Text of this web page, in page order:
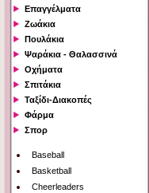
Επαγγέλματα
Ζωάκια
Πουλάκια
Ψαράκια - Θαλασσινά
Οχήματα
Σπιτάκια
Ταξίδι-Διακοπές
Φάρμα
Σπορ
Baseball
Basketball
Cheerleaders